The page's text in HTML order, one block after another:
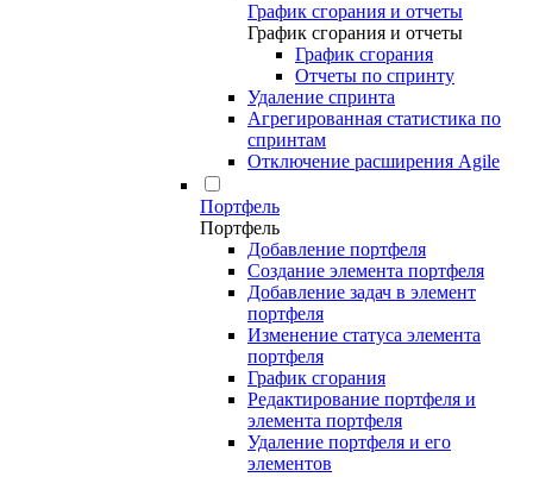
График сгорания и отчеты
График сгорания и отчеты
График сгорания
Отчеты по спринту
Удаление спринта
Агрегированная статистика по
спринтам
Отключение расширения Agile
Портфель
Портфель
Добавление портфеля
Создание элемента портфеля
Добавление задач в элемент
портфеля
Изменение статуса элемента
портфеля
График сгорания
Редактирование портфеля и
элемента портфеля
Удаление портфеля и его
элементов